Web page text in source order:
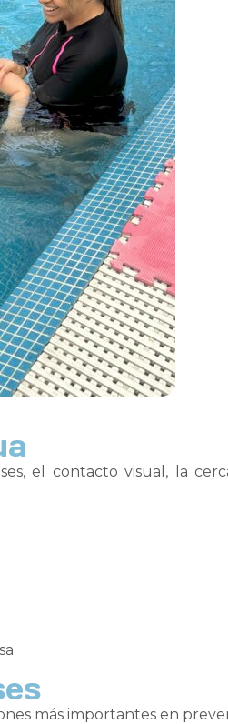
el contacto visual, la
más importantes en